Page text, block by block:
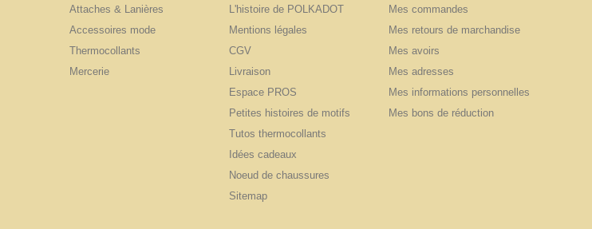
Attaches & Lanières
Accessoires mode
Thermocollants
Mercerie
L'histoire de POLKADOT
Mentions légales
CGV
Livraison
Espace PROS
Petites histoires de motifs
Tutos thermocollants
Idées cadeaux
Noeud de chaussures
Sitemap
Mes commandes
Mes retours de marchandise
Mes avoirs
Mes adresses
Mes informations personnelles
Mes bons de réduction